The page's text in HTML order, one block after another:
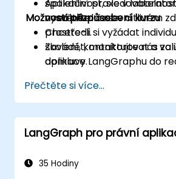
spolehlivost,
vysvětlitelnost v citlivém
prostředí.
Zavádět, monitorovat a
aplikace LangGraphu do
Aplikační praxe v
v reálném čase.
Možnosti přizpůsobení kurzu
Chcete-li si vyžádat
školení, kontaktujte nás za
domluvy.
Přečtěte si více...
LangGraph pro právní
35 Hodiny